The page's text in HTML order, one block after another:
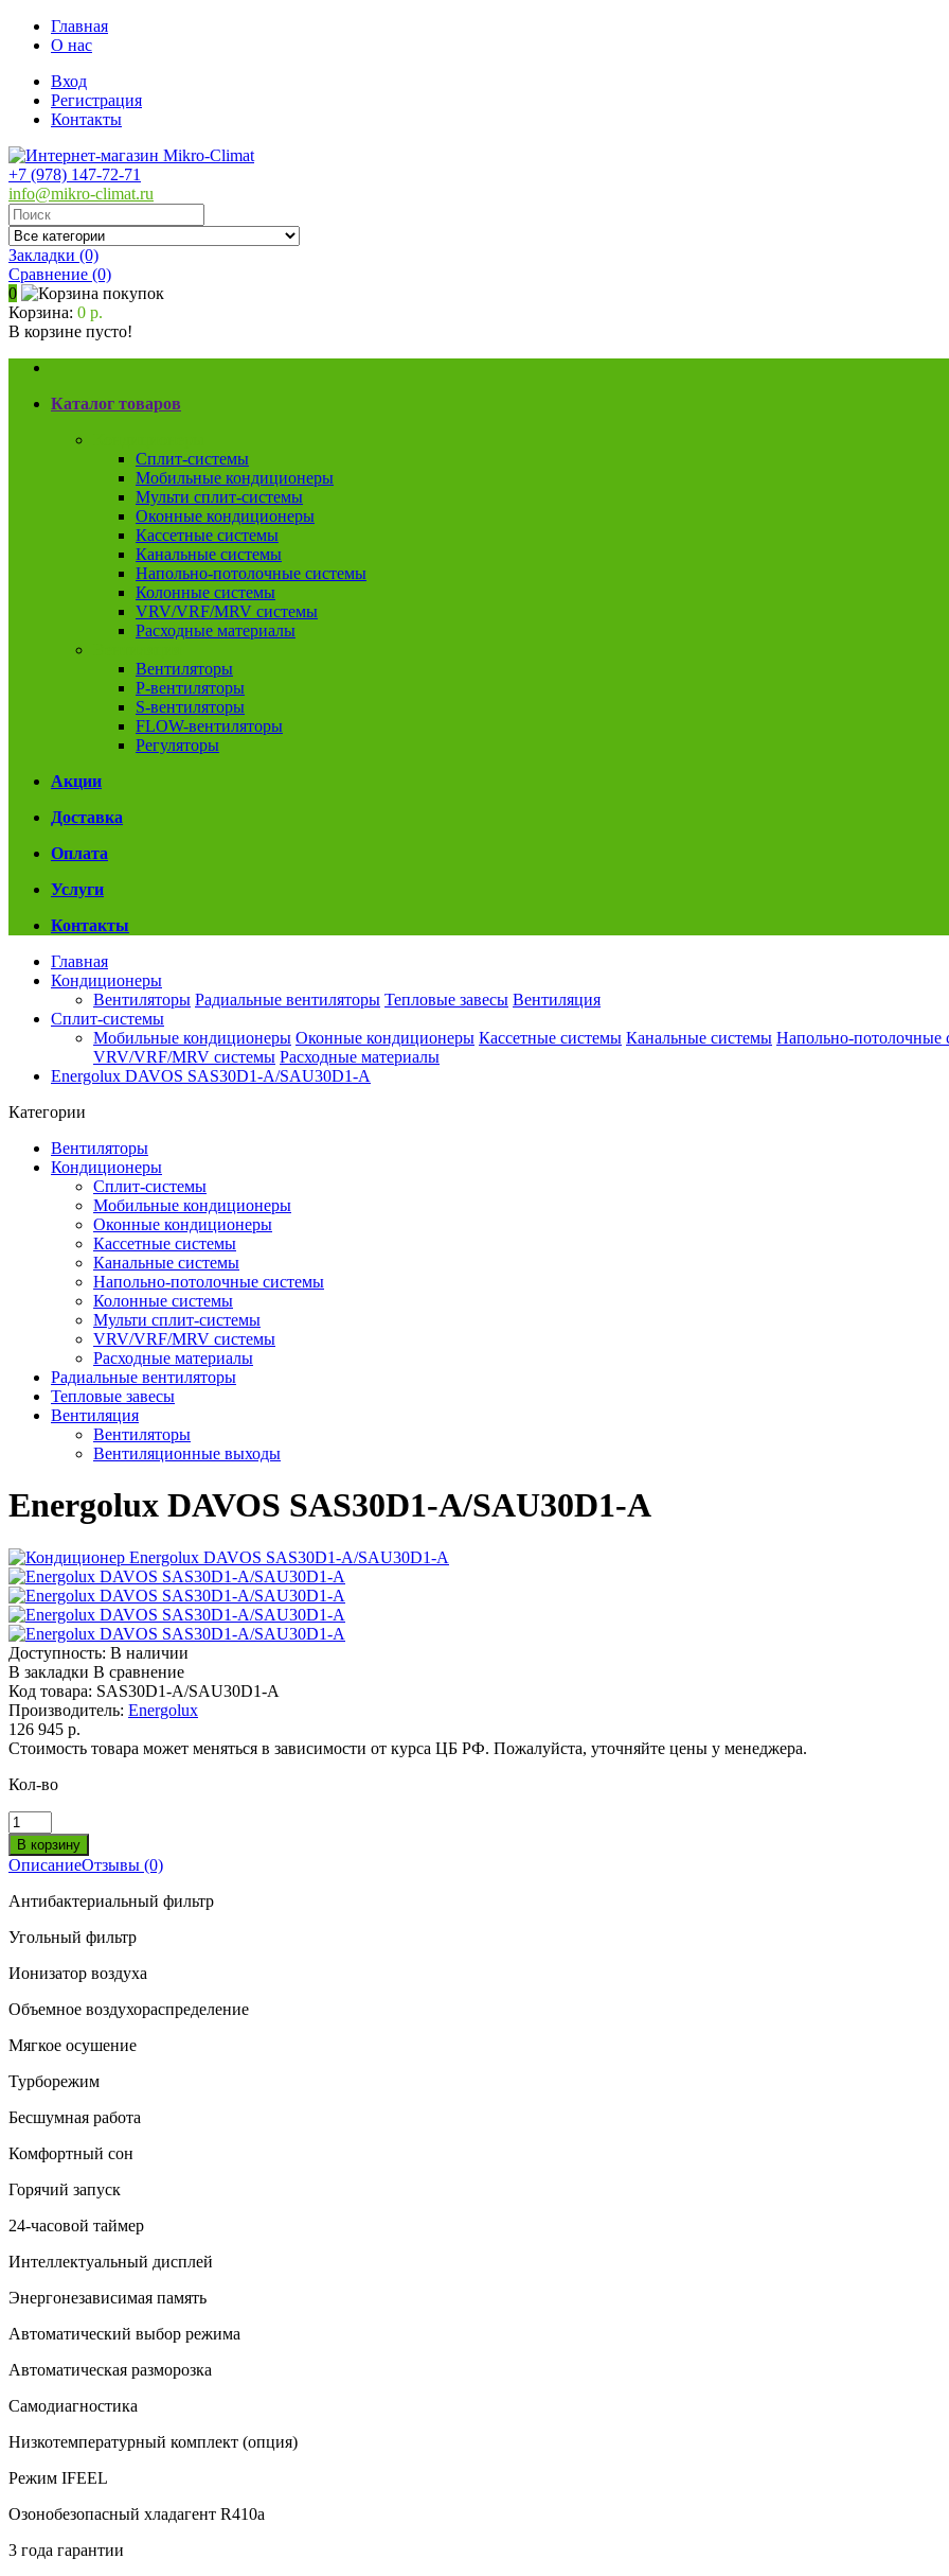
Главная
О нас
Вход
Регистрация
Контакты
+7 (978) 147-72-71
info@mikro-climat.ru
Закладки (0)
Сравнение (0)
0
Корзина: 0 р.
В корзине пусто!
Каталог товаров
Сплит-системы
Мобильные кондиционеры
Мульти сплит-системы
Оконные кондиционеры
Кассетные системы
Канальные системы
Напольно-потолочные системы
Колонные системы
VRV/VRF/MRV системы
Расходные материалы
Вентиляторы
P-вентиляторы
S-вентиляторы
FLOW-вентиляторы
Регуляторы
Акции
Доставка
Оплата
Услуги
Контакты
Главная
Кондиционеры
Вентиляторы Радиальные вентиляторы Тепловые завесы Вентиляция
Сплит-системы
Мобильные кондиционеры Оконные кондиционеры Кассетные системы Канальные системы Напольно-потолочные
VRV/VRF/MRV системы Расходные материалы
Energolux DAVOS SAS30D1-A/SAU30D1-A
Категории
Вентиляторы
Кондиционеры
Сплит-системы
Мобильные кондиционеры
Оконные кондиционеры
Кассетные системы
Канальные системы
Напольно-потолочные системы
Колонные системы
Мульти сплит-системы
VRV/VRF/MRV системы
Расходные материалы
Радиальные вентиляторы
Тепловые завесы
Вентиляция
Вентиляторы
Вентиляционные выходы
Energolux DAVOS SAS30D1-A/SAU30D1-A
Доступность: В наличии
В закладки В сравнение
Код товара: SAS30D1-A/SAU30D1-A
Производитель: Energolux
126 945 р.
Стоимость товара может меняться в зависимости от курса ЦБ РФ. Пожалуйста, уточняйте цены у менеджера.
Кол-во
ОписаниеОтзывы (0)
Антибактериальный фильтр
Угольный фильтр
Ионизатор воздуха
Объемное воздухораспределение
Мягкое осушение
Турборежим
Бесшумная работа
Комфортный сон
Горячий запуск
24-часовой таймер
Интеллектуальный дисплей
Энергонезависимая память
Автоматический выбор режима
Автоматическая разморозка
Самодиагностика
Низкотемпературный комплект (опция)
Режим IFEEL
Озонобезопасный хладагент R410a
3 года гарантии